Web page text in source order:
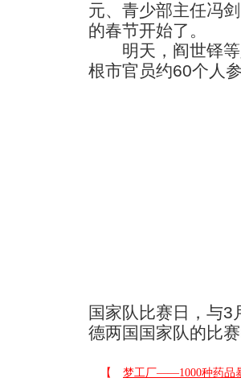
元、青少部主任冯
的春节开始了。
明天，阎世铎等
根市官员约60个人
国家队比赛日，与3
德两国国家队的比